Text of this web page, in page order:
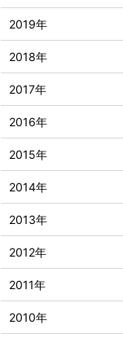
2019年
2018年
2017年
2016年
2015年
2014年
2013年
2012年
2011年
2010年